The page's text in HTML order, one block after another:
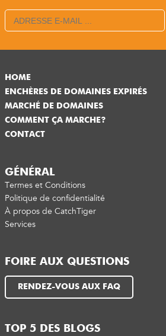
HOME
ENCHÈRES DE DOMAINES EXPIRÉS
MARCHÉ DE DOMAINES
COMMENT ÇA MARCHE?
CONTACT
GÉNÉRAL
Termes et Conditions
Politique de confidentialité
À propos de CatchTiger
Services
FOIRE AUX QUESTIONS
RENDEZ-VOUS AUX FAQ
TOP 5 DES BLOGS